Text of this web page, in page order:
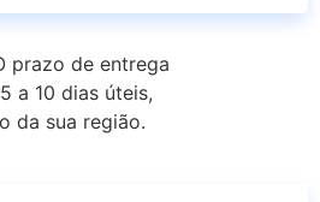
prazo de entrega
a 10 dias úteis,
da sua região.